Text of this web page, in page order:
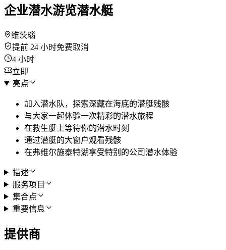
企业潜水游览潜水艇
维茨瑙
提前 24 小时免费取消
4 小时
立即
亮点
加入潜水队，探索深藏在海底的潜艇残骸
与大家一起体验一次精彩的潜水旅程
在救生艇上等待你的潜水时刻
通过潜艇的大窗户观看残骸
在弗维尔施泰特湖享受特别的公司潜水体验
描述
服务项目
集合点
重要信息
提供商